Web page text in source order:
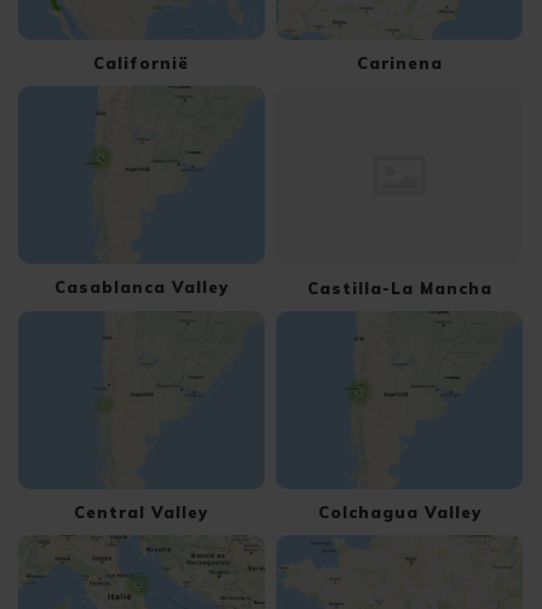
Californië Carinena
Casablanca Valley Castilla-La Mancha
Central Valley Colchagua Valley